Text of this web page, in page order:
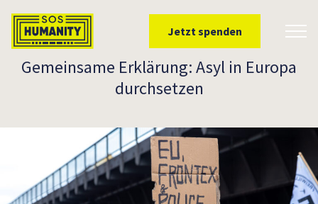
Jetzt spenden
Gemeinsame Erklärung: Asyl in Europa
durchsetzen